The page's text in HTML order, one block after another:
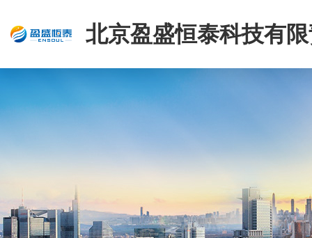
北京盈盛恒泰科技有
司